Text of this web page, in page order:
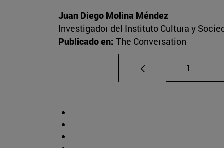
Juan Diego Molina Méndez
Investigador del Instituto Cultura y
Publicado en: The Conversation
Página
1